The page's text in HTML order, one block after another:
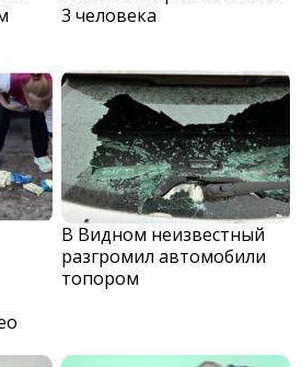
3 человека
В Видном неизвестный
разгромил автомобили
топором